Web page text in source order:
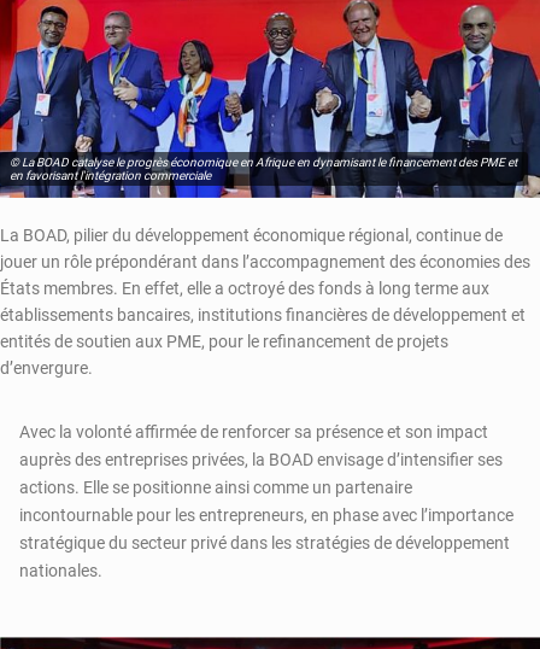
© La BOAD catalyse le progrès économique en Afrique en dynamisant le financement des PME et
en favorisant l'intégration commerciale
La BOAD, pilier du développement économique régional, continue de
jouer un rôle prépondérant dans l’accompagnement des économies des
États membres. En effet, elle a octroyé des fonds à long terme aux
établissements bancaires, institutions financières de développement et
entités de soutien aux PME, pour le refinancement de projets
d’envergure.
Avec la volonté affirmée de renforcer sa présence et son impact
auprès des entreprises privées, la BOAD envisage d’intensifier ses
actions. Elle se positionne ainsi comme un partenaire
incontournable pour les entrepreneurs, en phase avec l’importance
stratégique du secteur privé dans les stratégies de développement
nationales.